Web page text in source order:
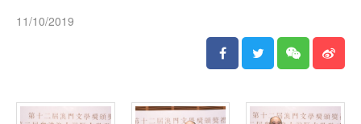
11/10/2019